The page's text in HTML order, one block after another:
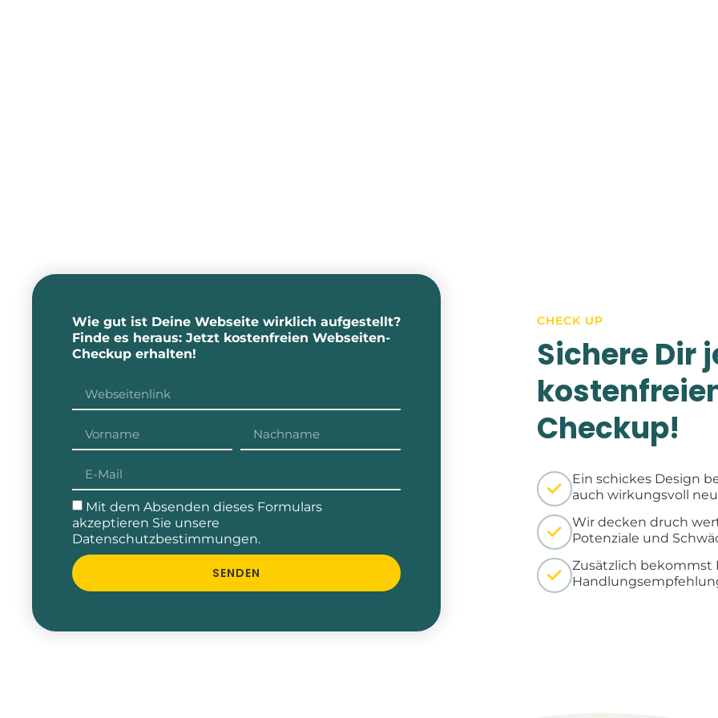
Wie gut ist Deine Webseite wirklich aufgestellt?
Finde es heraus: Jetzt kostenfreien Webseiten-
Checkup erhalten!
Mit dem Absenden dieses Formulars
akzeptieren Sie unsere
Datenschutzbestimmungen.
SENDEN
CHECK UP
Sichere Dir
Checkup!
Ein schickes Design
auch wirkungsvoll
Wir decken druch
Potenziale und
Zusätzlich bekommst